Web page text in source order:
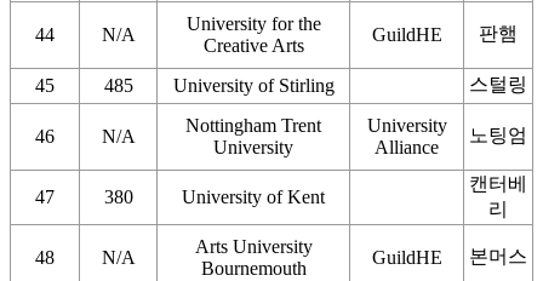
44 N/A
University for the
Creative Arts
GuildHE 판햄
45 485 University of Stirling 스털링
46 N/A
Nottingham Trent
University
University
Alliance
노팅엄
47 380 University of Kent
캔터베
리
48 N/A
Arts University
Bournemouth
GuildHE 본머스